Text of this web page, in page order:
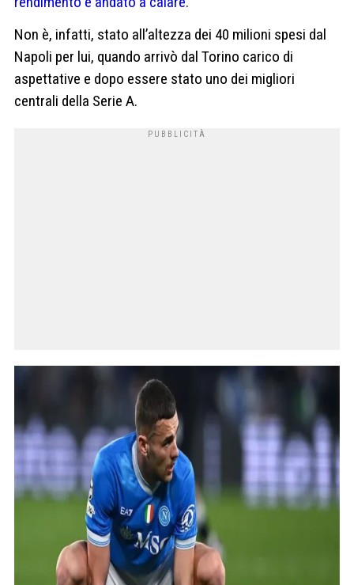
Non è, infatti, stato all’altezza dei 40 milioni spesi dal
Napoli per lui, quando arrivò dal Torino carico di
aspettative e dopo essere stato uno dei migliori
centrali della Serie A.